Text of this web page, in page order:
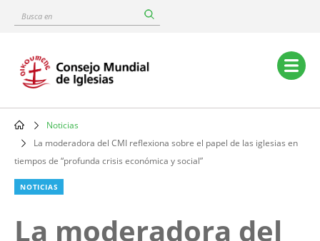
content
Busca
Main
navigation
Breadcrumb
Noticias
La moderadora del CMI reflexiona sobre el papel de las iglesias en
tiempos de “profunda crisis económica y social”
NOTICIAS
La moderadora del